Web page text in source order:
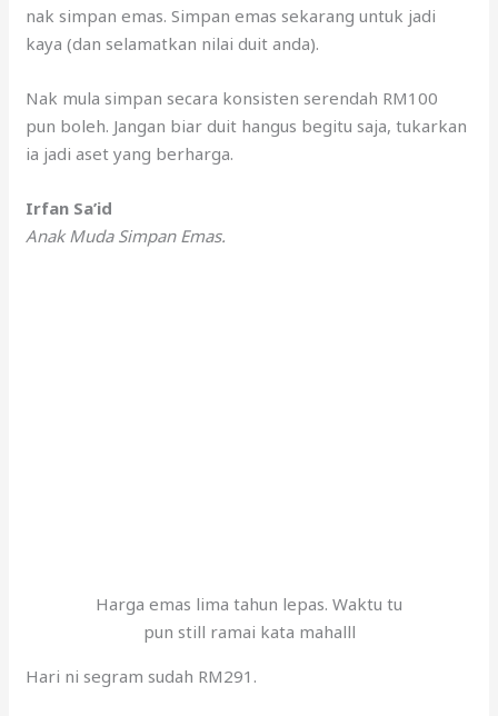
nak simpan emas. Simpan emas sekarang untuk jadi
kaya (dan selamatkan nilai duit anda).
Nak mula simpan secara konsisten serendah RM100
pun boleh. Jangan biar duit hangus begitu saja, tukarkan
ia jadi aset yang berharga.
Irfan Sa’id
Anak Muda Simpan Emas.
Harga emas lima tahun lepas. Waktu tu
pun still ramai kata mahalll
Hari ni segram sudah RM291.